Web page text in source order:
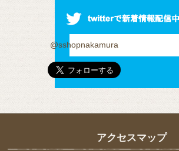
@sshopnakamura
アクセスマップ